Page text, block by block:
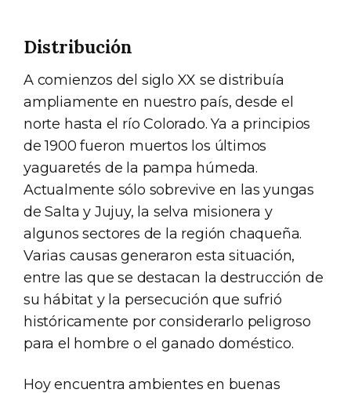
Distribución
A comienzos del siglo XX se distribuía
ampliamente en nuestro país, desde el
norte hasta el río Colorado. Ya a principios
de 1900 fueron muertos los últimos
yaguaretés de la pampa húmeda.
Actualmente sólo sobrevive en las yungas
de Salta y Jujuy, la selva misionera y
algunos sectores de la región chaqueña.
Varias causas generaron esta situación,
entre las que se destacan la destrucción de
su hábitat y la persecución que sufrió
históricamente por considerarlo peligroso
para el hombre o el ganado doméstico.
Hoy encuentra ambientes en buenas